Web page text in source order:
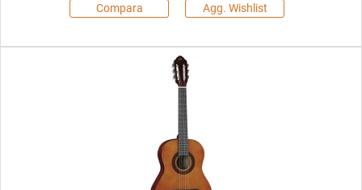
Compara Agg. Wishlist